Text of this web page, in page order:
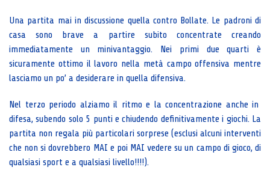
Una partita mai in discussione quella contro Bollate. Le padroni di
casa sono brave a partire subito concentrate creando
immediatamente un minivantaggio. Nei primi due quarti è
sicuramente ottimo il lavoro nella metà campo offensiva mentre
lasciamo un po’ a desiderare in quella difensiva.
Nel terzo periodo alziamo il ritmo e la concentrazione anche in
difesa, subendo solo 5 punti e chiudendo definitivamente i giochi. La
partita non regala più particolari sorprese (esclusi alcuni interventi
che non si dovrebbero MAI e poi MAI vedere su un campo di gioco, di
qualsiasi sport e a qualsiasi livello!!!!).